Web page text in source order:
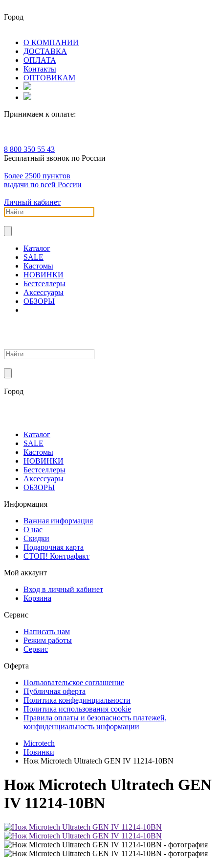
Город
О КОМПАНИИ
ДОСТАВКА
ОПЛАТА
Контакты
ОПТОВИКАМ
Принимаем к оплате:
8 800 350 55 43
Бесплатный звонок по России
Более 2500 пунктов
выдачи по всей России
Личный кабинет
Каталог
SALE
Кастомы
НОВИНКИ
Бестселлеры
Аксессуары
ОБЗОРЫ
Город
Каталог
SALE
Кастомы
НОВИНКИ
Бестселлеры
Аксессуары
ОБЗОРЫ
Информация
Важная информация
О нас
Скидки
Подарочная карта
СТОП! Контрафакт
Мой аккаунт
Вход в личный кабинет
Корзина
Сервис
Написать нам
Режим работы
Сервис
Оферта
Пользовательское соглашение
Публичная оферта
Политика конфединциальности
Политика использования cookie
Правила оплаты и безопасность платежей,
конфиденциальность информации
Microtech
Новинки
Нож Microtech Ultratech GEN IV 11214-10BN
Нож Microtech Ultratech GEN
IV 11214-10BN